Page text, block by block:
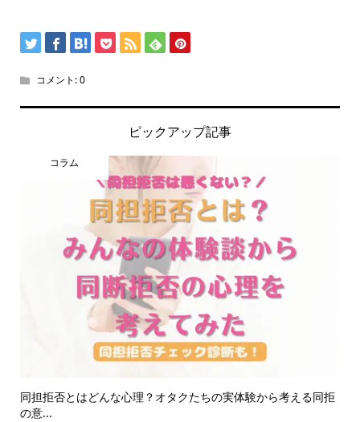
コメント:0
ピックアップ記事
コラム
同担拒否とはどんな心理？オタクたちの実体験から考える同拒
の意...